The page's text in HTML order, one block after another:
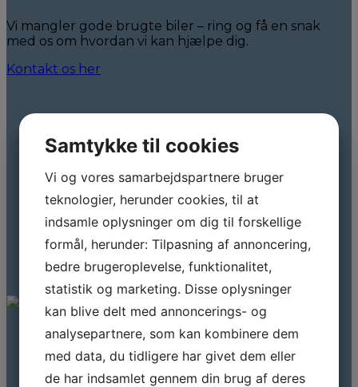
Vi mangler gode brugte biler – ring og få en snak
med os om hvordan vi kan hjælpe dig.
Kontakt os her
Samtykke til cookies
Vi og vores samarbejdspartnere bruger
teknologier, herunder cookies, til at
indsamle oplysninger om dig til forskellige
formål, herunder: Tilpasning af annoncering,
bedre brugeroplevelse, funktionalitet,
statistik og marketing. Disse oplysninger
kan blive delt med annoncerings- og
analysepartnere, som kan kombinere dem
med data, du tidligere har givet dem eller
de har indsamlet gennem din brug af deres